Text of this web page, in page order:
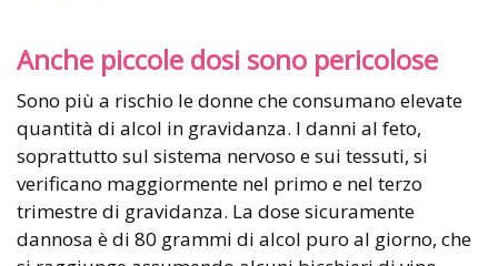
Anche piccole dosi sono pericolose
Sono più a rischio le donne che consumano elevate
quantità di alcol in gravidanza. I danni al feto,
soprattutto sul sistema nervoso e sui tessuti, si
verificano maggiormente nel primo e nel terzo
trimestre di gravidanza. La dose sicuramente
dannosa è di 80 grammi di alcol puro al giorno, che